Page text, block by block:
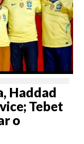
Haddad
Tebet
o